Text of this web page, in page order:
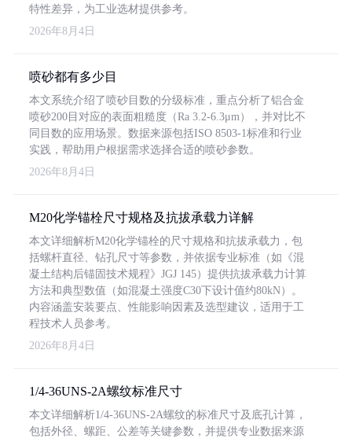
特性差异，为工业选材提供参考。
2026年8月4日
喷砂都有多少目
本文系统介绍了喷砂目数的分级标准，重点分析了铝合金
喷砂200目对应的表面粗糙度（Ra 3.2-6.3μm），并对比不
同目数的应用场景。数据来源包括ISO 8503-1标准和行业
实践，帮助用户根据需求选择合适的喷砂参数。
2026年8月4日
M20化学锚栓尺寸规格及抗拔承载力详解
本文详细解析M20化学锚栓的尺寸规格和抗拔承载力，包
括螺杆直径、钻孔尺寸等参数，并依据专业标准（如《混
凝土结构后锚固技术规程》JGJ 145）提供抗拔承载力计算
方法和典型数值（如混凝土强度C30下设计值约80kN）。
内容涵盖安装要点、性能影响因素及选型建议，适用于工
程技术人员参考。
2026年8月4日
1/4-36UNS-2A螺纹标准尺寸
本文详细解析1/4-36UNS-2A螺纹的标准尺寸及底孔计算，
包括外径、螺距、公差等关键参数，并提供专业数据来源